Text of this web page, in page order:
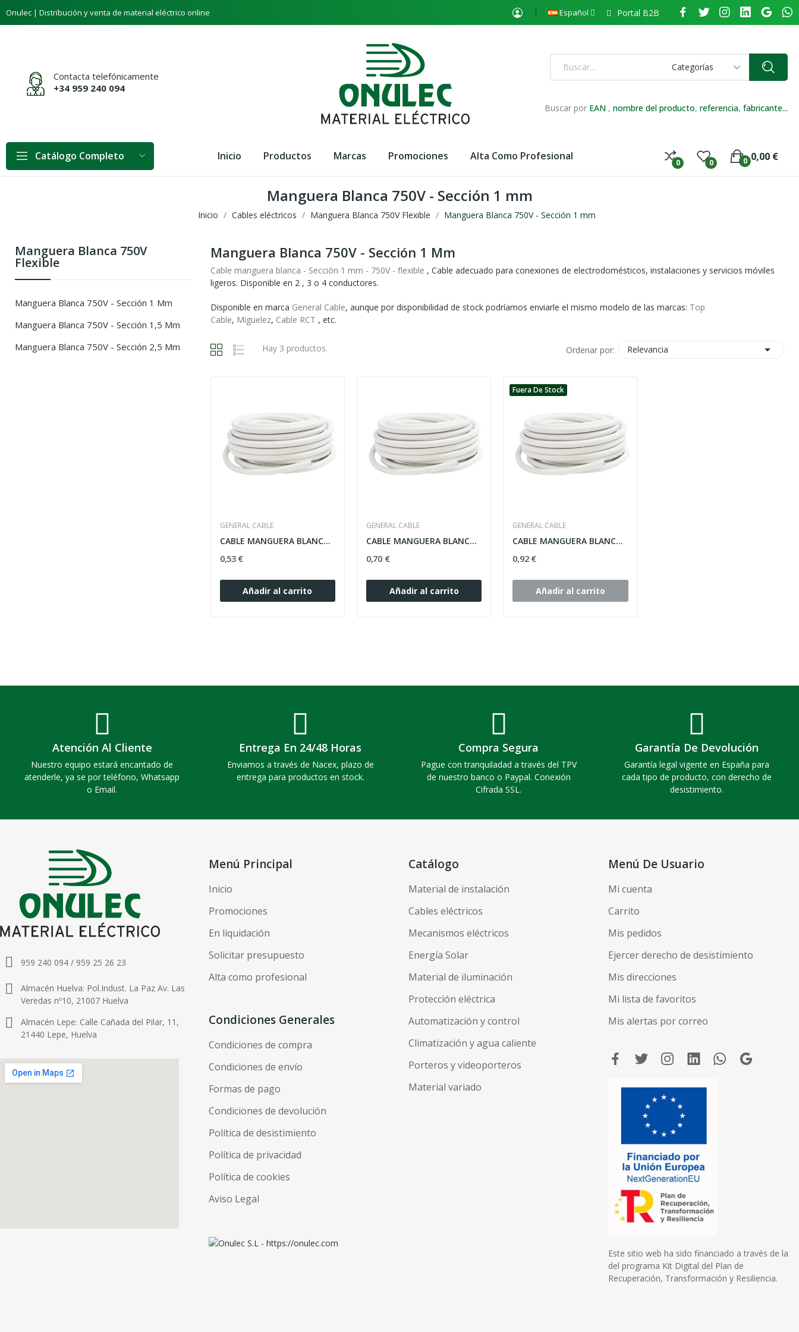
Onulec | Distribución y venta de material eléctrico online Español Portal B2B
Contacta telefónicamente
+34 959 240 094
Categorías
Buscar por EAN ,nombre del producto,referencia,fabricante...
Catálogo Completo Inicio Productos Marcas Promociones Alta Como Profesional
0 0 0,00 €
0
Manguera Blanca 750V - Sección 1 mm
Inicio Cables eléctricos Manguera Blanca 750V Flexible Manguera Blanca 750V - Sección 1 mm
Manguera Blanca 750V
Flexible
Manguera Blanca 750V - Sección 1 Mm
Manguera Blanca 750V - Sección 1,5 Mm
Manguera Blanca 750V - Sección 2,5 Mm
Manguera Blanca 750V - Sección 1 Mm
Cable manguera blanca - Sección 1 mm - 750V - flexible , Cable adecuado para conexiones de electrodomésticos, instalaciones y servicios móviles
ligeros. Disponible en 2 , 3 o 4 conductores.
Disponible en marca General Cable, aunque por disponibilidad de stock podríamos enviarle el mismo modelo de las marcas: Top
Cable, Miguelez, Cable RCT , etc.
Hay 3 productos. Ordenar por: Relevancia 
GENERAL CABLE
CABLE MANGUERA BLANCA 1MM, 2 CONDUCTORES
0,53 €
Añadir al carrito
GENERAL CABLE
CABLE MANGUERA BLANCA 1MM, 3 CONDUCTORES
0,70 €
Añadir al carrito
Fuera De Stock
GENERAL CABLE
CABLE MANGUERA BLANCA 1MM, 4 CONDUCTORES
0,92 €
Añadir al carrito
Atención Al Cliente
Nuestro equipo estará encantado de
atenderle, ya se por teléfono, Whatsapp
o Email.
Entrega En 24/48 Horas
Enviamos a través de Nacex, plazo de
entrega para productos en stock.
Compra Segura
Pague con tranquiladad a través del TPV
de nuestro banco o Paypal. Conexión
Cifrada SSL.
Garantía De Devolución
Garantía legal vigente en España para
cada tipo de producto, con derecho de
desistimiento.
959 240 094 / 959 25 26 23
Almacén Huelva: Pol.Indust. La Paz Av. Las
Veredas nº10, 21007 Huelva
Almacén Lepe: Calle Cañada del Pilar, 11,
21440 Lepe, Huelva
Menú Principal
Inicio
Promociones
En liquidación
Solicitar presupuesto
Alta como profesional
Condiciones Generales
Condiciones de compra
Condiciones de envío
Formas de pago
Condiciones de devolución
Política de desistimiento
Política de privacidad
Política de cookies
Aviso Legal
Catálogo
Material de instalación
Cables eléctricos
Mecanismos eléctricos
Energía Solar
Material de iluminación
Protección eléctrica
Automatización y control
Climatización y agua caliente
Porteros y videoporteros
Material variado
Menú De Usuario
Mi cuenta
Carrito
Mis pedidos
Ejercer derecho de desistimiento
Mis direcciones
Mi lista de favoritos
Mis alertas por correo
Este sitio web ha sido financiado a través de la
del programa Kit Digital del Plan de
Recuperación, Transformación y Resiliencia.